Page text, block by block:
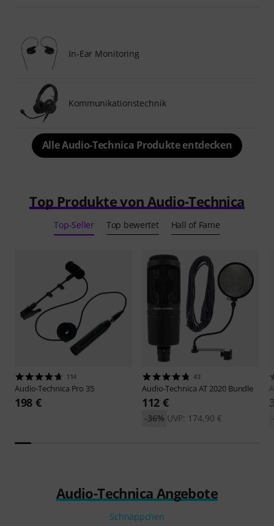
In-Ear Monitoring
Kommunikationstechnik
Alle Audio-Technica Produkte entdecken
Top Produkte von Audio-Technica
Top-Seller Top bewertet Hall of Fame
114
Audio-Technica Pro 35
198 €
43
Audio-Technica AT 2020 Bundle
112 €
UVP: 174,90 €
-36%
Audio-Technica Angebote
Schnäppchen